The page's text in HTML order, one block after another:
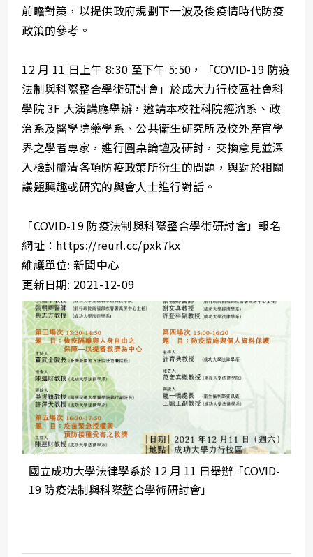
前瞻對策，以提供政府規劃下一波及後疫情時代防疫
政策的參考。
12 月 11 日上午 8:30 至下午 5:50，「COVID-19 防疫
法制與科際整合學術研討會」於成大力行校區社會科
學院 3F 大演講廳舉辦，邀請本校社科院經濟系、政
治系及醫學院藥學系、公共衛生研究所及校外產官學
界之學者專家，進行圓桌論壇及研討，交換意見並深
入檢討釐清各項防疫政策所衍生的問題，與對於相關
議題興趣或研究的與會人士進行對話。
「COVID-19 防疫法制與科際整合學術研討會」報名
網址：https://reurl.cc/pxk7kx
維護單位: 新聞中心
更新日期: 2021-12-09
國立成功大學法律學系於 12 月 11 日舉辦「COVID-
19 防疫法制與科際整合學術研討會」